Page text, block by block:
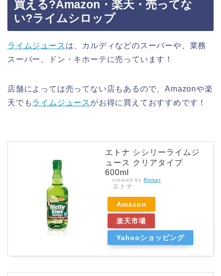
買える?Amazon・楽天・売ってな
い?ライムシロップ
ライムジュース は、カルディなどのスーパーや、業務
スーパー、ドン・キホーテに売っています！
店舗によっては売ってない店もあるので、Amazonや楽
天でもライムジュース がお得に買えておすすめです！
エトナ シシリーライムジ
ュース クリアタイプ
600ml
created by Rinker
エトナ
Amazon
楽天市場
Yahooショッピング